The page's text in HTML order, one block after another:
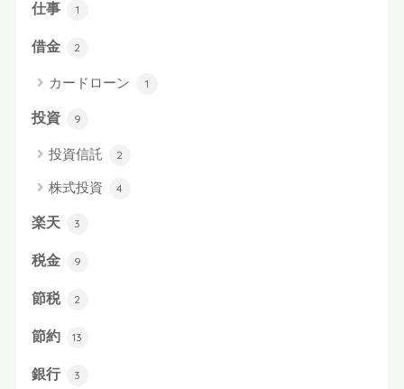
仕事 1
借金 2
カードローン 1
投資 9
投資信託 2
株式投資 4
楽天 3
税金 9
節税 2
節約 13
銀行 3